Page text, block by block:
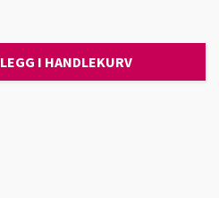
LEGG I HANDLEKURV